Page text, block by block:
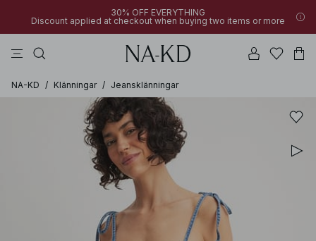
30% OFF EVERYTHING
Discount applied at checkout when buying two items or more
NA-KD / Klänningar / Jeansklänningar